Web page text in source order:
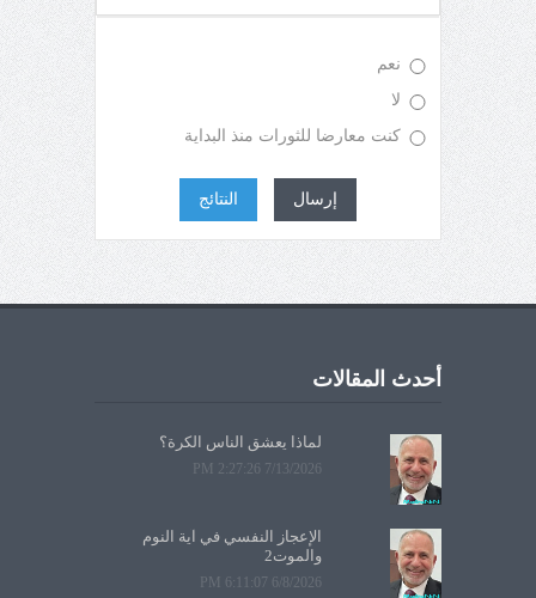
نعم
لا
كنت معارضا للثورات منذ البداية
إرسال النتائج
أحدث المقالات
لماذا يعشق الناس الكرة؟
7/13/2026 2:27:26 PM
الإعجاز النفسي في آية النوم
والموت2
6/8/2026 6:11:07 PM